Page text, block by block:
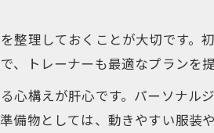
ら学ぶ継続の秘訣
整理しておくことが大切です。
、トレーナーも最適なプランを
心構えが肝心です。パーソナル
備物としては、動きやすい服装